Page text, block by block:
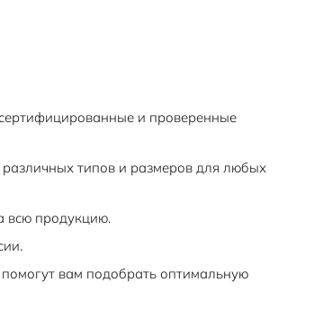
и проверенные
типов и размеров для любых
всю продукцию.
вам подобрать оптимальную